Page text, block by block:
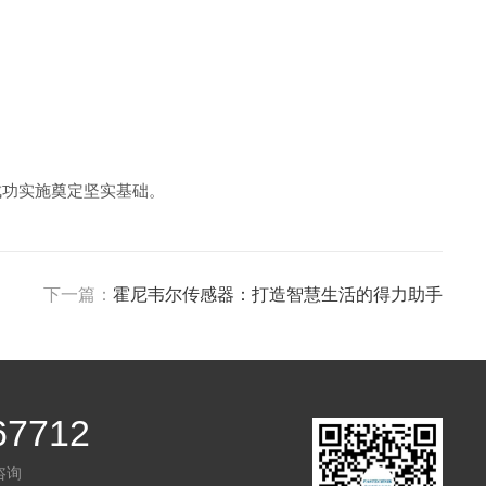
实施奠定坚实基础。
下一篇： 霍尼韦尔传感器：打造智慧生活的得力助手
询